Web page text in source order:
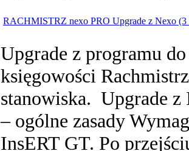
RACHMISTRZ nexo PRO Upgrade z Nexo (3
Upgrade z programu
księgowości
stanowiska. Upgrade z
– ogólne zasady
InsERT GT. Po